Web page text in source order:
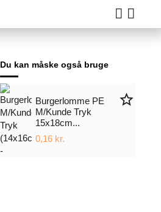
Du kan måske også bruge
Burgerlomme PE
M/Kunde Tryk
15x18cm...
star_border
0,16 kr.